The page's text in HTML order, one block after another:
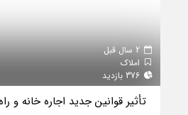
املاک
تأثیر قوانین جدید اجاره خانه و